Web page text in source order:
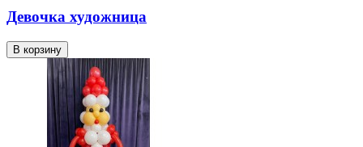
Девочка художница
В корзину